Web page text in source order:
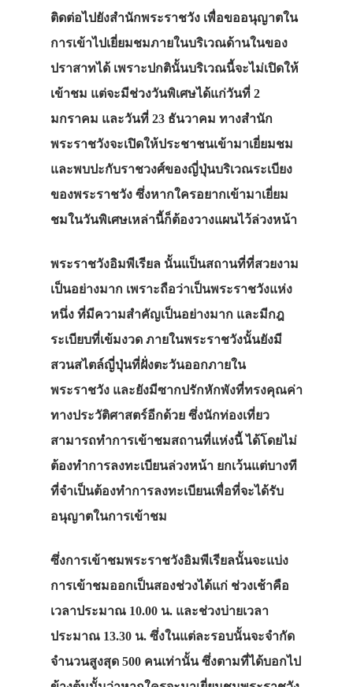
ติดต่อไปยังสำนักพระราชวัง เพื่อขออนุญาตใน
การเข้าไปเยี่ยมชมภายในบริเวณด้านในของ
ปราสาทได้ เพราะปกตินั้นบริเวณนี้จะไม่เปิดให้
เข้าชม แต่จะมีช่วงวันพิเศษได้แก่วันที่ 2
มกราคม และวันที่ 23 ธันวาคม ทางสำนัก
พระราชวังจะเปิดให้ประชาชนเข้ามาเยี่ยมชม
และพบปะกับราชวงศ์ของญี่ปุ่นบริเวณระเบียง
ของพระราชวัง ซึ่งหากใครอยากเข้ามาเยี่ยม
ชมในวันพิเศษเหล่านี้ก็ต้องวางแผนไว้ล่วงหน้า
พระราชวังอิมพีเรียล นั้นแป็นสถานที่ที่สวยงาม
เป็นอย่างมาก เพราะถือว่าเป็นพระราชวังแห่ง
หนึ่ง ที่มีความสำคัญเป็นอย่างมาก และมีกฎ
ระเบียบที่เข้มงวด ภายในพระราชวังนั้นยังมี
สวนสไตล์ญี่ปุ่นที่ฝั่งตะวันออกภายใน
พระราชวัง และยังมีซากปรักหักพังที่ทรงคุณค่า
ทางประวัติศาสตร์อีกด้วย ซึ่งนักท่องเที่ยว
สามารถทำการเข้าชมสถานที่แห่งนี้ ได้โดยไม่
ต้องทำการลงทะเบียนล่วงหน้า ยกเว้นแต่บางที
ที่จำเป็นต้องทำการลงทะเบียนเพื่อที่จะได้รับ
อนุญาตในการเข้าชม
ซึ่งการเข้าชมพระราชวังอิมพีเรียลนั้นจะแบ่ง
การเข้าชมออกเป็นสองช่วงได้แก่ ช่วงเช้าคือ
เวลาประมาณ 10.00 น. และช่วงบ่ายเวลา
ประมาณ 13.30 น. ซึ่งในแต่ละรอบนั้นจะจำกัด
จำนวนสูงสุด 500 คนเท่านั้น ซึ่งตามที่ได้บอกไป